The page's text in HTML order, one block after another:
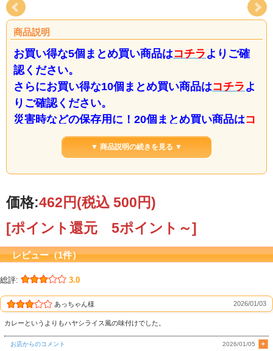
商品説明
お買い得な5個まとめ買い商品はコチラ よりご確
認ください。
さらにお買い得な10個まとめ買い商品はコチラ よ
りご確認ください。
災害時などの保存用に！20個まとめ買い商品はコ
よりご確認ください。
▼ 商品説明の続きを見る ▼
価格:462円(税込 500円)
[ポイント還元 5ポイント～]
レビュー（1件）
総評: 3.0
あっちゃん様 2026/01/03
カレーというよりもハヤシライス風の味付けでした。
お店からのコメント 2026/01/05